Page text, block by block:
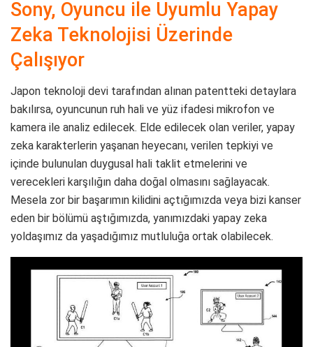
Sony, Oyuncu ile Uyumlu Yapay
Zeka Teknolojisi Üzerinde
Çalışıyor
Japon teknoloji devi tarafından alınan patentteki detaylara
bakılırsa, oyuncunun ruh hali ve yüz ifadesi mikrofon ve
kamera ile analiz edilecek. Elde edilecek olan veriler, yapay
zeka karakterlerin yaşanan heyecanı, verilen tepkiyi ve
içinde bulunulan duygusal hali taklit etmelerini ve
verecekleri karşılığın daha doğal olmasını sağlayacak.
Mesela zor bir başarımın kilidini açtığımızda veya bizi kanser
eden bir bölümü aştığımızda, yanımızdaki yapay zeka
yoldaşımız da yaşadığımız mutluluğa ortak olabilecek.